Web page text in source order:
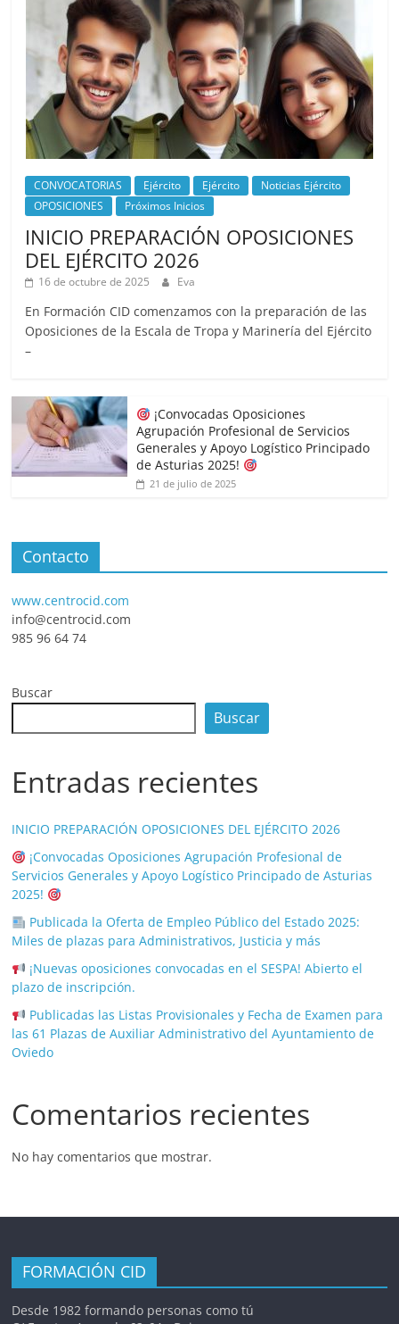
CONVOCATORIAS Ejército Ejército
Noticias Ejército
OPOSICIONES
Próximos Inicios
INICIO PREPARACIÓN OPOSICIONES
DEL EJÉRCITO 2026
16 de octubre de 2025 Eva
En Formación CID comenzamos con la preparación de las
Oposiciones de la Escala de Tropa y Marinería del Ejército
–
¡Convocadas Oposiciones
Agrupación Profesional de Servicios
Generales y Apoyo Logístico Principado
de Asturias 2025!
21 de julio de 2025
Contacto
www.centrocid.com
info@centrocid.com
985 96 64 74
Buscar
Buscar
Entradas recientes
INICIO PREPARACIÓN OPOSICIONES DEL EJÉRCITO 2026
¡Convocadas Oposiciones Agrupación Profesional de
Servicios Generales y Apoyo Logístico Principado de Asturias
2025!
Publicada la Oferta de Empleo Público del Estado 2025:
Miles de plazas para Administrativos, Justicia y más
¡Nuevas oposiciones convocadas en el SESPA! Abierto el
plazo de inscripción.
Publicadas las Listas Provisionales y Fecha de Examen para
las 61 Plazas de Auxiliar Administrativo del Ayuntamiento de
Oviedo
Comentarios recientes
No hay comentarios que mostrar.
FORMACIÓN CID
Desde 1982 formando personas como tú